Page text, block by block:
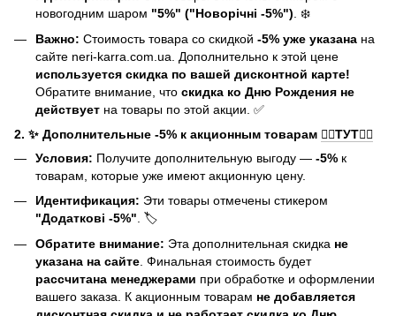
новогодним шаром "5%" ("Новорічні -5%") . ❄️
Важно: Стоимость товара со скидкой -5% уже указана на
сайте neri-karra.com.ua. Дополнительно к этой цене
используется скидка по вашей дисконтной карте!
Обратите внимание, что скидка ко Дню Рождения не
действует на товары по этой акции. ✅
2. ✨ Дополнительные -5% к акционным товарам 👉🏻ТУТ👈🏻
Условия: Получите дополнительную выгоду — -5% к
товарам, которые уже имеют акционную цену.
Идентификация: Эти товары отмечены стикером
"Додаткові -5%". 🏷️
Обратите внимание: Эта дополнительная скидка не
указана на сайте . Финальная стоимость будет
рассчитана менеджерами при обработке и оформлении
вашего заказа. К акционным товарам не добавляется